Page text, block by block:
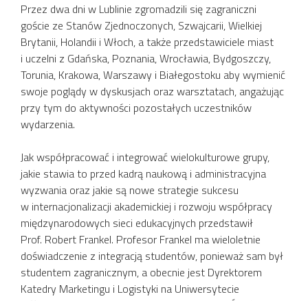
Przez dwa dni w Lublinie zgromadzili się zagraniczni
goście ze Stanów Zjednoczonych, Szwajcarii, Wielkiej
Brytanii, Holandii i Włoch, a także przedstawiciele miast
i uczelni z Gdańska, Poznania, Wrocławia, Bydgoszczy,
Torunia, Krakowa, Warszawy i Białegostoku aby wymienić
swoje poglądy w dyskusjach oraz warsztatach, angażując
przy tym do aktywności pozostałych uczestników
wydarzenia.
Jak współpracować i integrować wielokulturowe grupy,
jakie stawia to przed kadrą naukową i administracyjna
wyzwania oraz jakie są nowe strategie sukcesu
w internacjonalizacji akademickiej i rozwoju współpracy
międzynarodowych sieci edukacyjnych przedstawił
Prof. Robert Frankel. Profesor Frankel ma wieloletnie
doświadczenie z integracją studentów, ponieważ sam był
studentem zagranicznym, a obecnie jest Dyrektorem
Katedry Marketingu i Logistyki na Uniwersytecie